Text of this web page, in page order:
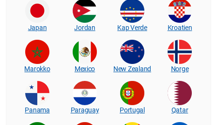
Japan Jordan Kap Verde Kroatien
Marokko Mexico New Zealand Norge
Panama Paraguay Portugal Qatar